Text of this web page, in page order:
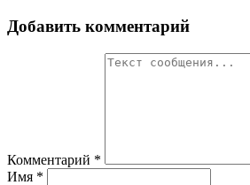
Добавить комментарий
Комментарий *
Имя *